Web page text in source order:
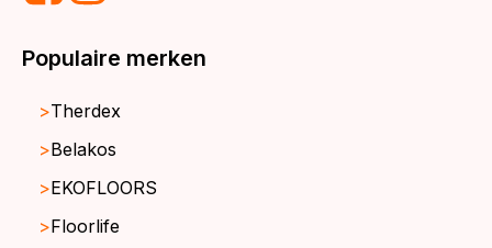
Populaire merken
Therdex
Belakos
EKOFLOORS
Floorlife